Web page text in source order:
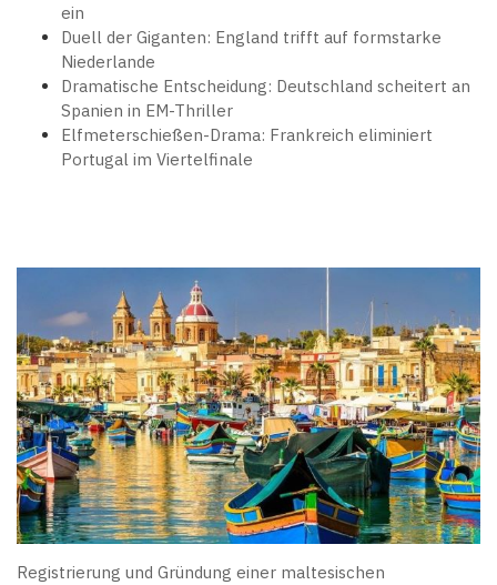
ein
Duell der Giganten: England trifft auf formstarke
Niederlande
Dramatische Entscheidung: Deutschland scheitert an
Spanien in EM-Thriller
Elfmeterschießen-Drama: Frankreich eliminiert
Portugal im Viertelfinale
Registrierung und Gründung einer maltesischen